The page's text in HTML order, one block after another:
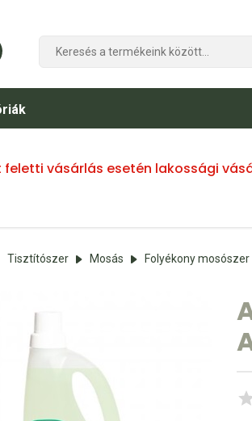
feletti vásárlás esetén lakossági
Tisztítószer Mosás Folyékony mosószer